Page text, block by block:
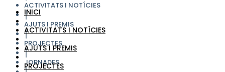
ACTIVITATS I NOTÍCIES
AJUTS I PREMIS
PROJECTES
JORNADES
INICI
ACTIVITATS I NOTÍCIES
AJUTS I PREMIS
PROJECTES